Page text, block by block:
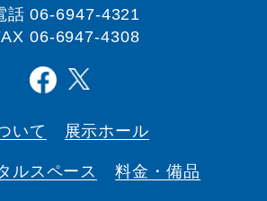
話06-6947-4321
06-6947-4308
いて 展示ホール
ルスペース 料金・備品